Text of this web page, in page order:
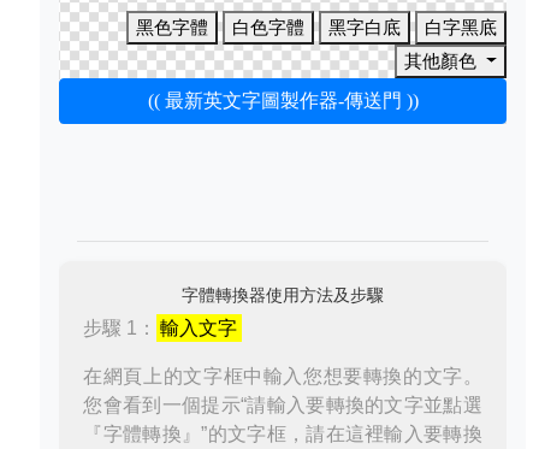
黑色字體 白色字體 黑字白底
白字黑底
其他顏色
(( 最新英文字圖製作器-傳送門 ))
字體轉換器使用方法及步驟
步驟 1： 輸入文字
在網頁上的文字框中輸入您想要轉換的文字。
您會看到一個提示“請輸入要轉換的文字並點選
『字體轉換』”的文字框，請在這裡輸入要轉換